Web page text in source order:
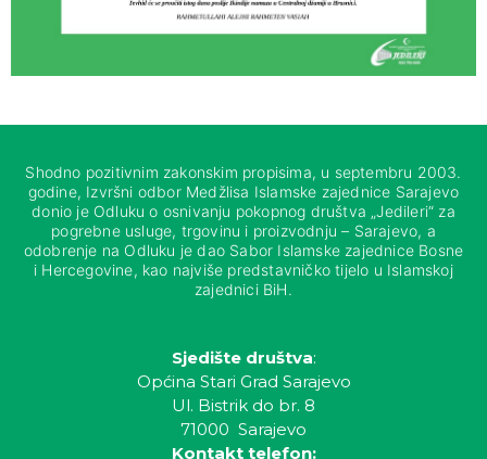
Shodno pozitivnim zakonskim propisima, u septembru 2003.
godine, Izvršni odbor Medžlisa Islamske zajednice Sarajevo
donio je Odluku o osnivanju pokopnog društva „Jedileri“ za
pogrebne usluge, trgovinu i proizvodnju – Sarajevo, a
odobrenje na Odluku je dao Sabor Islamske zajednice Bosne
i Hercegovine, kao najviše predstavničko tijelo u Islamskoj
zajednici BiH.
Sjedište društva:
Općina Stari Grad Sarajevo
Ul. Bistrik do br. 8
71000 Sarajevo
Kontakt telefon: